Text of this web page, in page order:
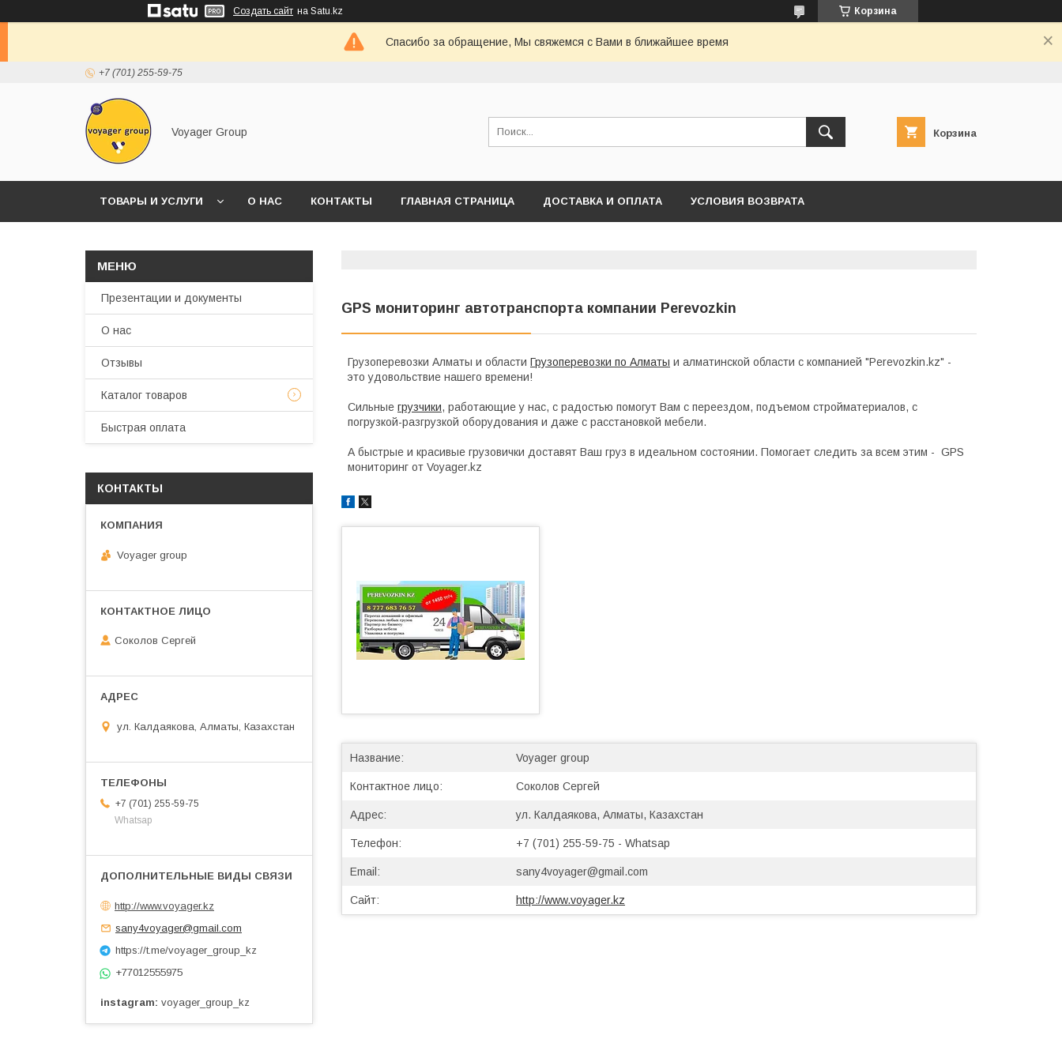
Создать сайт на Satu.kz Корзина
Спасибо за обращение, Мы свяжемся с Вами в ближайшее время
+7 (701) 255-59-75
Voyager Group Корзина
ТОВАРЫ И УСЛУГИ О НАС КОНТАКТЫ ГЛАВНАЯ СТРАНИЦА ДОСТАВКА И ОПЛАТА УСЛОВИЯ ВОЗВРАТА
GPS мониторинг автотранспорта компании Perevozkin
Грузоперевозки Алматы и области Грузоперевозки по Алматы и алматинской области с компанией "Perevozkin.kz" -
это удовольствие нашего времени!
Сильные грузчики, работающие у нас, с радостью помогут Вам с переездом, подъемом стройматериалов, с
погрузкой-разгрузкой оборудования и даже с расстановкой мебели.
А быстрые и красивые грузовички доставят Ваш груз в идеальном состоянии. Помогает следить за всем этим - GPS
мониторинг от Voyager.kz
Voyager group
Соколов Сергей
ул. Калдаякова, Алматы, Казахстан
+7 (701) 255-59-75 Whatsap
sany4voyager@gmail.com
http://www.voyager.kz
Презентации и документы
О нас
Отзывы
Каталог товаров
Быстрая оплата
КОНТАКТЫ
Voyager group
Соколов Сергей
ул. Калдаякова, Алматы, Казахстан
+7 (701) 255-59-75
Whatsap
http://www.voyager.kz
sany4voyager@gmail.com
https://t.me/voyager_group_kz
+77012555975
instagram voyager_group_kz